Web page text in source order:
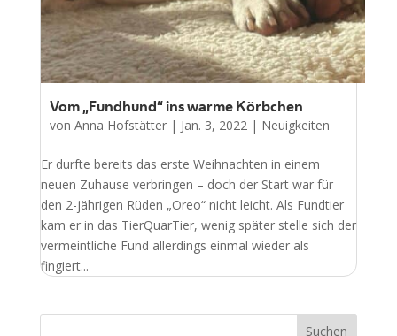
Vom „Fundhund“ ins warme Körbchen
von Anna Hofstätter| Jan. 3, 2022 | Neuigkeiten
Er durfte bereits das erste Weihnachten in einem
neuen Zuhause verbringen – doch der Start war für
den 2-jährigen Rüden „Oreo“ nicht leicht. Als Fundtier
kam er in das TierQuarTier, wenig später stelle sich der
vermeintliche Fund allerdings einmal wieder als
fingiert...